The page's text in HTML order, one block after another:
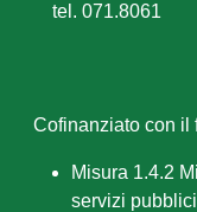
tel. 071.8061
Cofinanziato con il
Misura 1.4.2
servizi